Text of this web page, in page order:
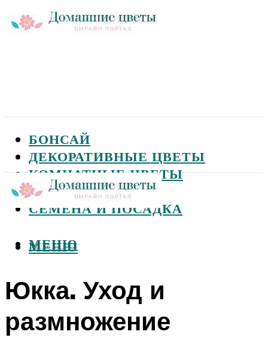
БОНСАЙ
ДЕКОРАТИВНЫЕ ЦВЕТЫ
КОМНАТНЫЕ ЦВЕТЫ
САДОВЫЕ ЦВЕТЫ
СЕМЕНА И ПОСАДКА
МЕНЮ
МЕНЮ
Юкка. Уход и
размножение